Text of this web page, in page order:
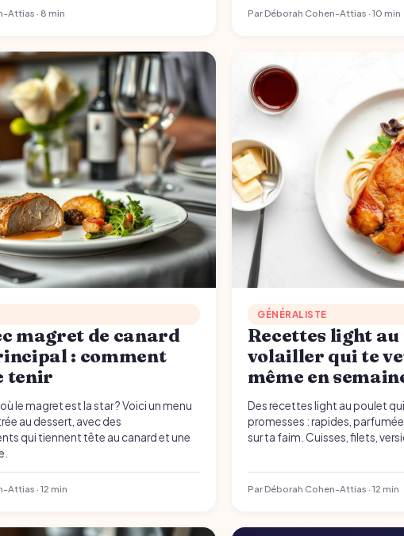
Attias · 8 min Par Déborah Cohen-Attias · 10 min
magret de canard
: comment
tenir
le magret est la star ? Voici un menu
au dessert, avec des
qui tiennent tête au canard et une
Attias · 12 min
GÉNÉRALISTE
Recettes light au
volailler qui te
même en
Des recettes light au poulet
promesses : rapides,
sur ta faim. Cuisses, filets,
Par Déborah Cohen-Attias · 12 min